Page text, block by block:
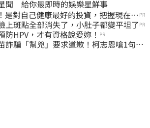
聞 給你最即時的娛樂星鮮事
是對自己健康最好的投資，把握現在不 PR
上斑點全部消失了，小肚子都變平坦了 PR
防HPV，才有資格說愛妳！ PR
詐騙「幫兇」要求道歉！柯志恩嗆1句被